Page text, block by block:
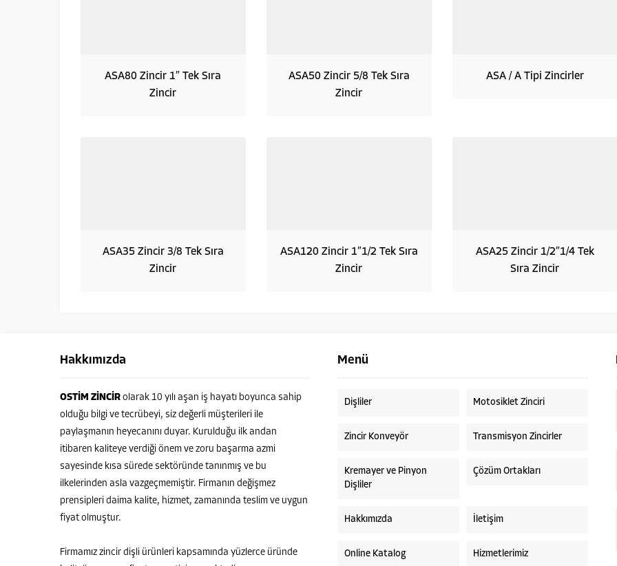
ASA80 Zincir 1″ Tek Sıra
Zincir
ASA50 Zincir 5/8 Tek Sıra
Zincir
ASA / A Tipi Zincirler
ASA35 Zincir 3/8 Tek Sıra
Zincir
ASA120 Zincir 1″1/2 Tek Sıra
Zincir
ASA25 Zincir 1/2″1/4 Tek
Sıra Zincir
Hakkımızda
OSTİM ZİNCİR olarak 10 yılı aşan iş hayatı boyunca sahip
olduğu bilgi ve tecrübeyi, siz değerli müşterileri ile
paylaşmanın heyecanını duyar. Kurulduğu ilk andan
itibaren kaliteye verdiği önem ve zoru başarma azmi
sayesinde kısa sürede sektöründe tanınmış ve bu
ilkelerinden asla vazgeçmemiştir. Firmanın değişmez
prensipleri daima kalite, hizmet, zamanında teslim ve uygun
fiyat olmuştur.
Firmamız zincir dişli ürünleri kapsamında yüzlerce üründe
Menü
Dişliler Motosiklet Zinciri
Zincir Konveyör Transmisyon Zincirler
Kremayer ve Pinyon
Dişliler
Çözüm Ortakları
Hakkımızda İletişim
Online Katalog Hizmetlerimiz